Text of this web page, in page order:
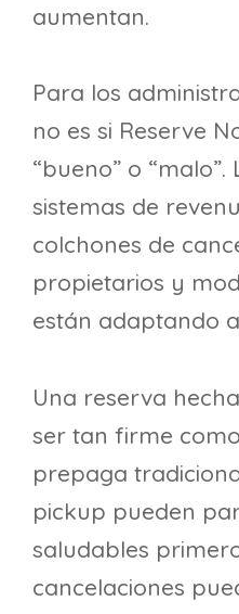
aumentan.
Para los
no es si Reserve
“bueno” o
sistemas de
colchones de
propietarios y
están adaptando
Una reserva
ser tan firme
prepaga
pickup pueden
saludables
cancelaciones